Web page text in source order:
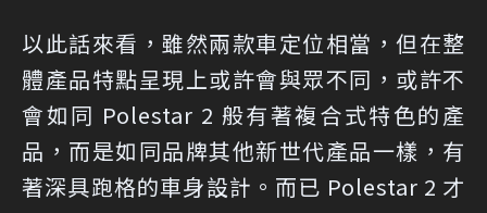
以此話來看，雖然兩款車定位相當，但在整
體產品特點呈現上或許會與眾不同，或許不
會如同 Polestar 2 般有著複合式特色的產
品，而是如同品牌其他新世代產品一樣，有
著深具跑格的車身設計。而已 Polestar 2 才